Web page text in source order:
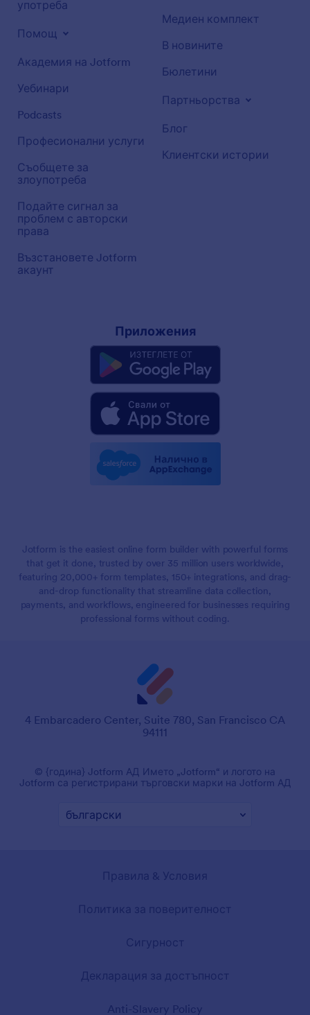
употреба
Помощ
Академия на Jotform
Уебинари
Podcasts
Професионални услуги
Съобщете за
злоупотреба
Подайте сигнал за
проблем с авторски
права
Възстановете Jotform
акаунт
Медиен комплект
В новините
Бюлетини
Партньорства
Блог
Клиентски истории
Приложения
Jotform is the easiest online form builder with powerful forms
that get it done, trusted by over 35 million users worldwide,
featuring 20,000+ form templates, 150+ integrations, and drag-
and-drop functionality that streamline data collection,
payments, and workflows, engineered for businesses requiring
professional forms without coding.
4 Embarcadero Center, Suite 780, San Francisco CA
94111
© {година} Jotform АД Името „Jotform“ и логото на
Jotform са регистрирани търговски марки на Jotform АД
Правила & Условия
Политика за поверителност
Сигурност
Декларация за достъпност
Anti-Slavery Policy